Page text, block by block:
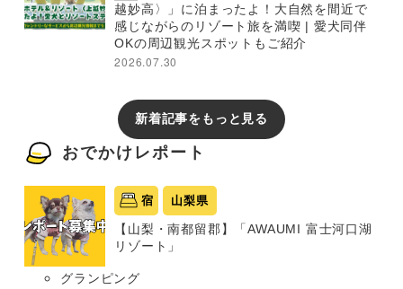
越妙高〉」に泊まったよ！大自然を間近で
感じながらのリゾート旅を満喫 | 愛犬同伴
OKの周辺観光スポットもご紹介
2026.07.30
新着記事をもっと見る
おでかけレポート
宿 山梨県
【山梨・南都留郡】「AWAUMI 富士河口湖
リゾート」
グランピング